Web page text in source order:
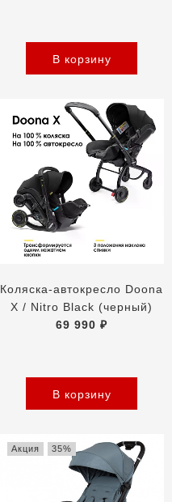
В корзину
Коляска-автокресло Doona
X / Nitro Black (черный)
69 990 ₽
В корзину
Акция 35%